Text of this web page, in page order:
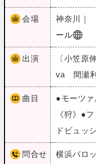
会場 神奈川｜
ール
出演
〔小笠
va 間瀬
曲目
●モーツ
《狩》●
ドビュッ
問合せ
横浜バロ